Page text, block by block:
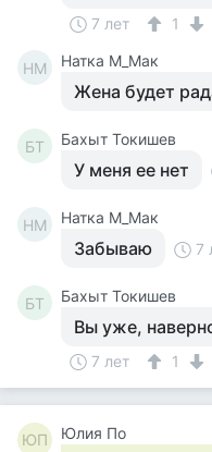
7 лет 1
НМ Натка М_Мак
Жена будет
БТ Бахыт Токишев
У меня ее нет
НМ Натка М_Мак
Забываю 7
БТ Бахыт Токишев
Вы уже,
7 лет 1
ЮП Юлия По